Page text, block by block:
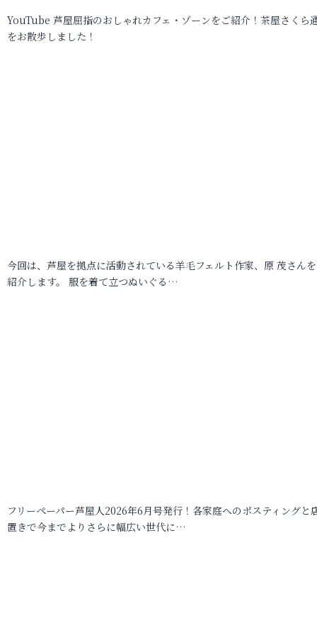
YouTube 芦屋屈指のおしゃれカフェ・ゾーンをご紹介！茶屋さくら
をお散歩しました！
今回は、芦屋を拠点に活動されている羊毛フェルト作家、原 茂さん
紹介します。 服を着て立つぬいぐる…
フリーペーパー芦屋人2026年6月号発行！各家庭へのポスティングと
置きで今までよりさらに幅広い世代に…